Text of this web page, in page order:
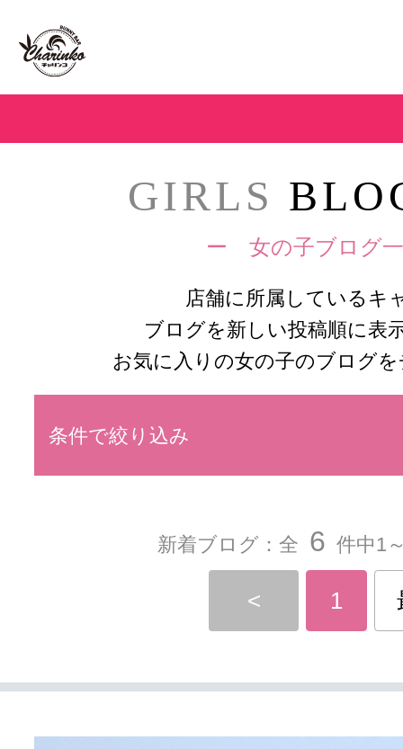
GIRLS
ー 女の子ブログ
店舗に所属しているキ
ブログを新しい投稿順に表
お気に入りの女の子のブログ
条件で絞り込み
新着ブログ：全 6 件中1
< 1